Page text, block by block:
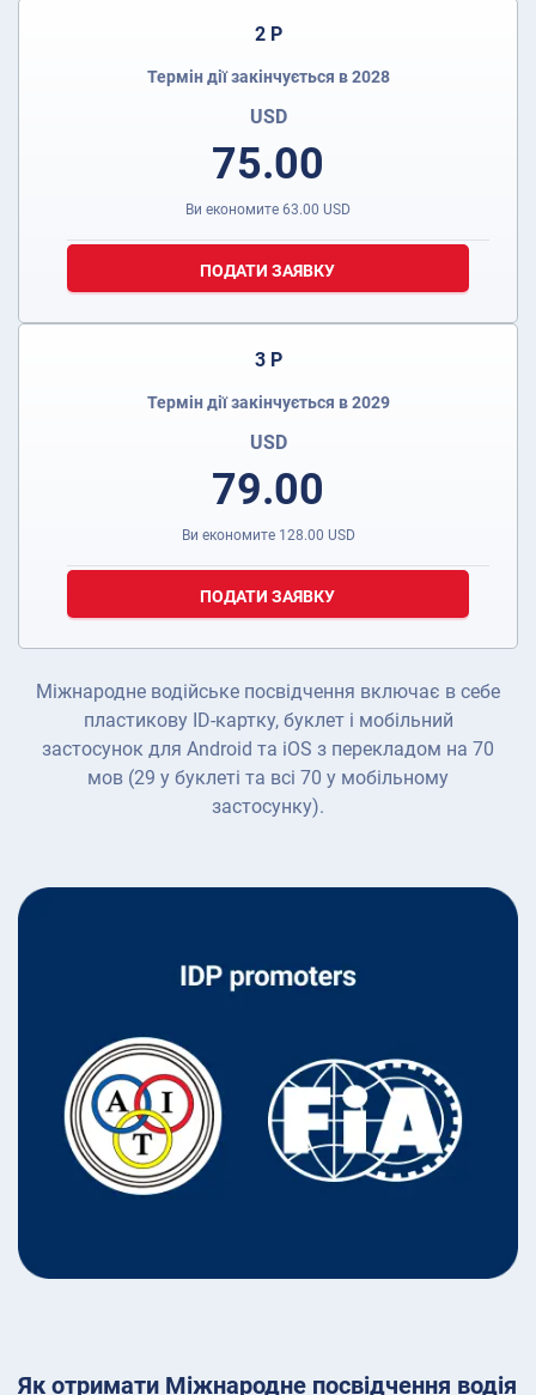
2 Р
Термін дії закінчується в 2028
USD
75.00
Ви економите 63.00 USD
ПОДАТИ ЗАЯВКУ
3 Р
Термін дії закінчується в 2029
USD
79.00
Ви економите 128.00 USD
ПОДАТИ ЗАЯВКУ
Міжнародне водійське посвідчення включає в себе
пластикову ID-картку, буклет і мобільний
застосунок для Android та iOS з перекладом на 70
мов (29 у буклеті та всі 70 у мобільному
застосунку).
Як отримати Міжнародне посвідчення водія